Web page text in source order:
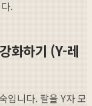
.
화하기 (Y-레
입니다. 팔을 Y자 모